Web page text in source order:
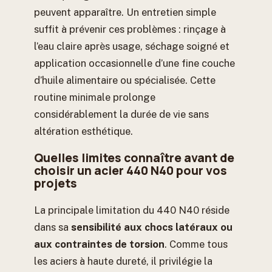
peuvent apparaître. Un entretien simple
suffit à prévenir ces problèmes : rinçage à
l’eau claire après usage, séchage soigné et
application occasionnelle d’une fine couche
d’huile alimentaire ou spécialisée. Cette
routine minimale prolonge
considérablement la durée de vie sans
altération esthétique.
Quelles limites connaître avant de
choisir un acier 440 N40 pour vos
projets
La principale limitation du 440 N40 réside
dans sa sensibilité aux chocs latéraux ou
aux contraintes de torsion. Comme tous
les aciers à haute dureté, il privilégie la